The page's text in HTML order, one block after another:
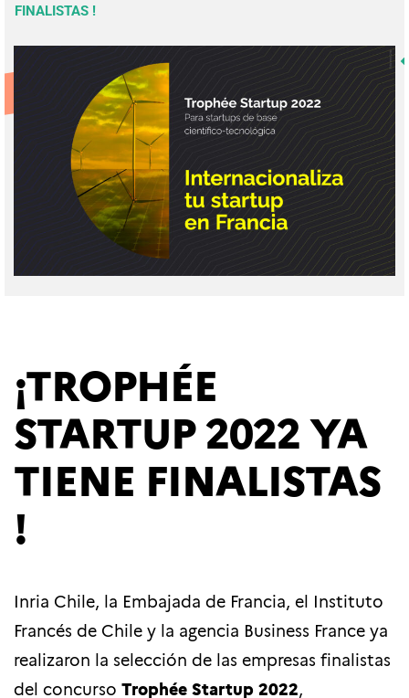
FINALISTAS !
¡TROPHÉE
STARTUP 2022 YA
TIENE FINALISTAS
!
Inria Chile, la Embajada de Francia, el Instituto
Francés de Chile y la agencia Business France ya
realizaron la selección de las empresas finalistas
del concurso Trophée Startup 2022,